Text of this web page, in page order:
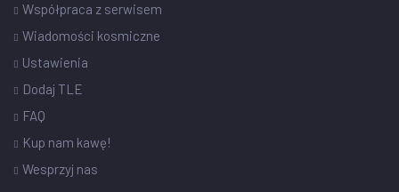
Współpraca z serwisem
Wiadomości kosmiczne
Ustawienia
Dodaj TLE
FAQ
Kup nam kawę!
Wesprzyj nas